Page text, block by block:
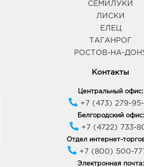
СЕМИЛУКИ
ЛИСКИ
ЕЛЕЦ
ТАГАНРОГ
РОСТОВ-НА-
Контакты
Центральный офис:
+7 (473) 279-
Белгородский офис:
+7 (4722) 733-
Отдел интернет-
+7 (800) 500-
Электронная почта: